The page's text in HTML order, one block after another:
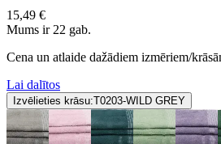
15,49 €
Mums ir 22 gab.
Cena un atlaide dažādiem izmēriem/
Lai dalītos
Izvēlieties krāsu:T0203-WILD GREY